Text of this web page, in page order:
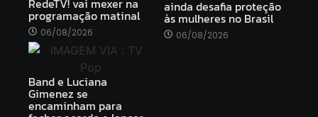
RedeTV! vai mexer na
programação matinal
06/08/2026
ainda desafia proteção
às mulheres no Brasil
06/08/2026
Band e Luciana
Gimenez se
encaminham para